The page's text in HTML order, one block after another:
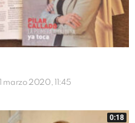
marzo 2020, 11:45
0:18